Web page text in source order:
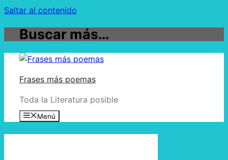
Saltar al contenido
Buscar más…
Frases más poemas
Toda la Literatura posible
Menú